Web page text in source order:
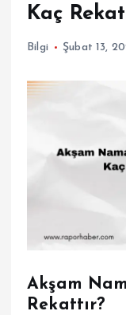
Kaç
Bilgi Şubat 13,
Akşam
Rekattır?